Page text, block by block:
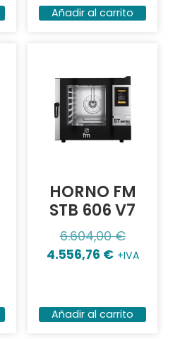
Añadir al carrito
HORNO FM
STB 606 V7
6.604,00€
4.556,76 € +IVA
Añadir al carrito